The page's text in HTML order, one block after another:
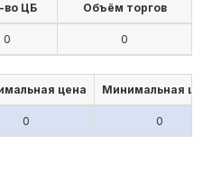
во ЦБ Объём торгов
0 0
цена Минимальная цена
0 0